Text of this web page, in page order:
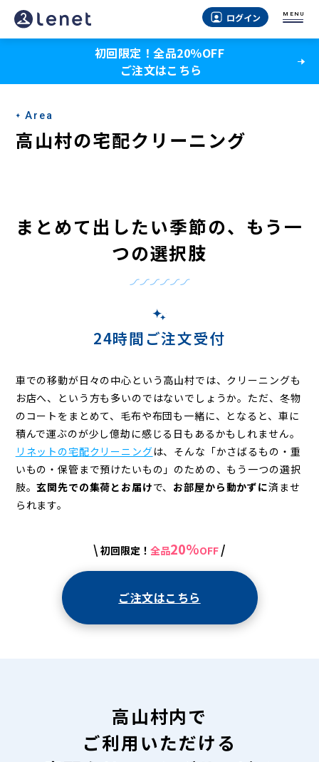
高
山
の
宅
配
ー
ニ
ログイン MENU
初回限定！全品20％OFF
ご注文はこちら
Area
高山村の宅配クリーニング
まとめて出したい季節の、もう一
つの選択肢
24時間ご注文受付
車での移動が日々の中心という高山村では、クリーニングも
お店へ、という方も多いのではないでしょうか。ただ、冬物
のコートをまとめて、毛布や布団も一緒に、となると、車に
積んで運ぶのが少し億劫に感じる日もあるかもしれません。
リネットの宅配クリーニングは、そんな「かさばるもの・重
いもの・保管まで預けたいもの」のための、もう一つの選択
肢。玄関先での集荷とお届けで、 お部屋から動かずに済ませ
られます。
\ 初回限定！ 全品20%OFF /
ご注文はこちら
高山村内で
ご利用いただける